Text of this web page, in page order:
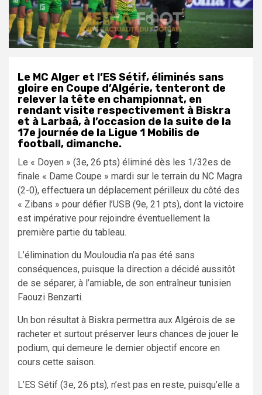
Le MC Alger et l’ES Sétif, éliminés sans
gloire en Coupe d’Algérie, tenteront de
relever la tête en championnat, en
rendant visite respectivement à Biskra
et à Larbaâ, à l’occasion de la suite de la
17e journée de la Ligue 1 Mobilis de
football, dimanche.
Le « Doyen » (3e, 26 pts) éliminé dès les 1/32es de
finale « Dame Coupe » mardi sur le terrain du NC Magra
(2-0), effectuera un déplacement périlleux du côté des
« Zibans » pour défier l’USB (9e, 21 pts), dont la victoire
est impérative pour rejoindre éventuellement la
première partie du tableau.
L’élimination du Mouloudia n’a pas été sans
conséquences, puisque la direction a décidé aussitôt
de se séparer, à l’amiable, de son entraîneur tunisien
Faouzi Benzarti.
Un bon résultat à Biskra permettra aux Algérois de se
racheter et surtout préserver leurs chances de jouer le
podium, qui demeure le dernier objectif encore en
cours cette saison.
L’ES Sétif (3e, 26 pts), n’est pas en reste, puisqu’elle a